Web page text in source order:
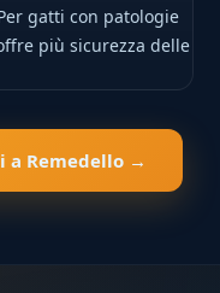
gatti con patologie
più sicurezza delle
a Remedello →